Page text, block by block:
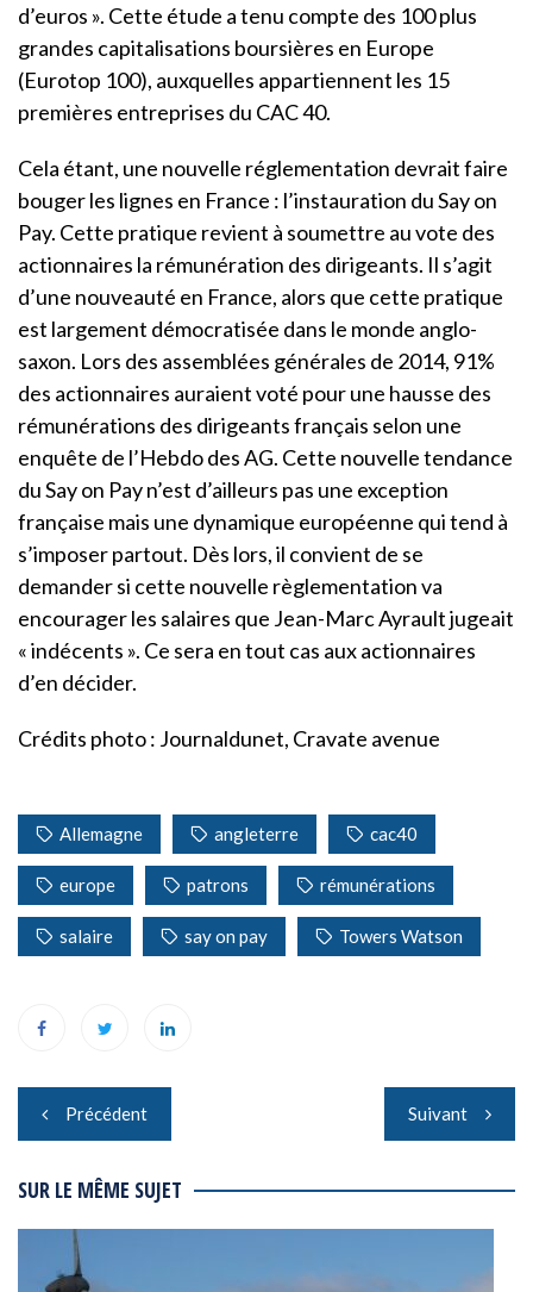
d’euros ». Cette étude a tenu compte des 100 plus
grandes capitalisations boursières en Europe
(Eurotop 100), auxquelles appartiennent les 15
premières entreprises du CAC 40.
Cela étant, une nouvelle réglementation devrait faire
bouger les lignes en France : l’instauration du Say on
Pay. Cette pratique revient à soumettre au vote des
actionnaires la rémunération des dirigeants. Il s’agit
d’une nouveauté en France, alors que cette pratique
est largement démocratisée dans le monde anglo-
saxon. Lors des assemblées générales de 2014, 91%
des actionnaires auraient voté pour une hausse des
rémunérations des dirigeants français selon une
enquête de l’Hebdo des AG. Cette nouvelle tendance
du Say on Pay n’est d’ailleurs pas une exception
française mais une dynamique européenne qui tend à
s’imposer partout. Dès lors, il convient de se
demander si cette nouvelle règlementation va
encourager les salaires que Jean-Marc Ayrault jugeait
« indécents ». Ce sera en tout cas aux actionnaires
d’en décider.
Crédits photo : Journaldunet, Cravate avenue
Allemagne angleterre cac40
europe patrons rémunérations
salaire say on pay Towers Watson
Navigation
de
l’article
Précédent Suivant
SUR LE MÊME SUJET